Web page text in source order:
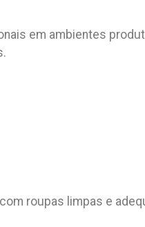
em ambientes
roupas limpas e